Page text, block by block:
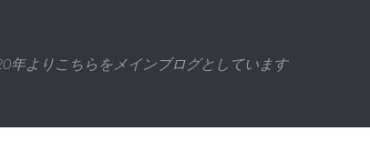
年よりこちらをメインブログとしています